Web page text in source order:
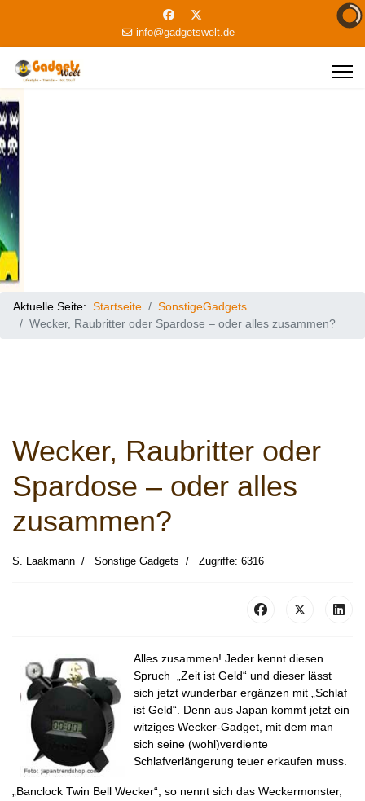
info@gadgetswelt.de
Aktuelle Seite: Startseite
SonstigeGadgets
Wecker, Raubritter oder Spardose – oder alles zusammen?
Wecker, Raubritter oder
Spardose – oder alles
zusammen?
S. Laakmann Sonstige Gadgets Zugriffe: 6316
Alles zusammen! Jeder kennt diesen
Spruch „Zeit ist Geld“ und dieser lässt
sich jetzt wunderbar ergänzen mit „Schlaf
ist Geld“. Denn aus Japan kommt jetzt ein
witziges Wecker-Gadget, mit dem man
sich seine (wohl)verdiente
Schlafverlängerung teuer erkaufen muss.
„Banclock Twin Bell Wecker“, so nennt sich das Weckermonster,